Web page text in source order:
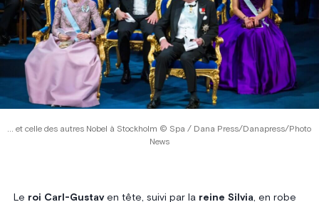
... et celle des autres Nobel à Stockholm © Spa / Dana Press/Danapress/Photo
News
Le roi Carl-Gustaven tête, suivi par lareine Silvia, en robe